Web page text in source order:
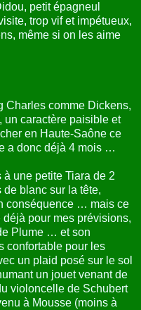
petit épagneul
trop vif et impétueux,
même si on les aime
Charles comme Dickens,
un caractère paisible et
en Haute-Saône ce
a donc déjà 4 mois …
une petite Tiara de 2
blanc sur la tête,
conséquence … mais ce
pour mes prévisions,
Plume … et son
confortable pour les
un plaid posé sur le sol
un jouet venant de
violoncelle de Schubert
à Mousse (moins à